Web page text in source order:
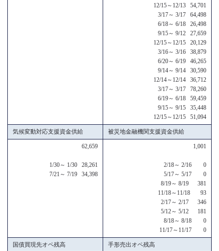
12/15～12/13 54,701
3/17～ 3/17 64,498
6/18～ 6/18 26,498
9/15～ 9/12 27,659
12/15～12/15 20,129
3/16～ 3/16 38,879
6/20～ 6/19 46,265
9/14～ 9/14 30,590
12/14～12/14 36,712
3/17～ 3/17 78,260
6/19～ 6/18 59,459
9/15～ 9/15 35,448
12/15～12/15 51,094
気候変動対応支援資金供給 被災地金融機関支援資金供給
62,659
1/30～ 1/30 28,261
7/21～ 7/19 34,398
1,001
2/18～ 2/16 0
5/17～ 5/17 0
8/19～ 8/19 381
11/18～11/18 93
2/17～ 2/17 346
5/12～ 5/12 181
8/18～ 8/18 0
11/17～11/17 0
国債買現先オペ残高 手形売出オペ残高